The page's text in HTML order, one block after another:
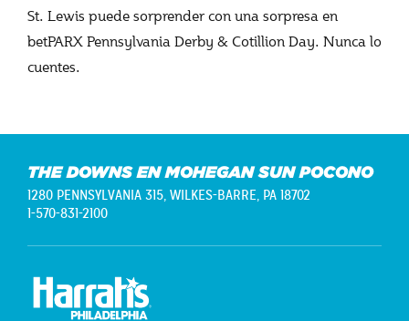
St. Lewis puede sorprender con una sorpresa en
betPARX Pennsylvania Derby & Cotillion Day. Nunca lo
cuentes.
THE DOWNS EN MOHEGAN SUN POCONO
1280 PENNSYLVANIA 315, WILKES-BARRE, PA 18702
1-570-831-2100